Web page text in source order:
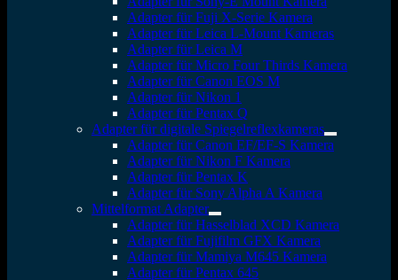
Adapter für Fuji X-Serie Kamera
Adapter für Leica L-Mount Kameras
Adapter für Leica M
Adapter für Micro Four Thirds Kamera
Adapter für Canon EOS M
Adapter für Nikon 1
Adapter für Pentax Q
Adapter für digitale Spiegelreflexkameras
Adapter für Canon EF/EF-S Kamera
Adapter für Nikon F Kamera
Adapter für Pentax K
Adapter für Sony Alpha A Kamera
Mittelformat Adapter
Adapter für Hasselblad XCD Kamera
Adapter für Fujifilm GFX Kamera
Adapter für Mamiya M645 Kamera
Adapter für Pentax 645